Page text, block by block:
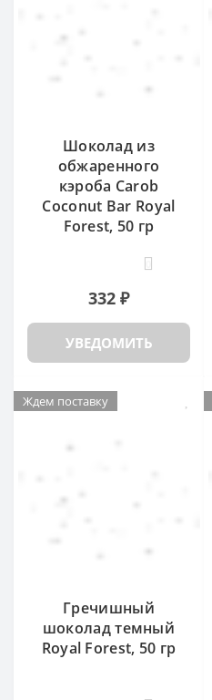
Шоколад из
обжаренного
кэроба Carob
Coconut Bar Royal
Forest, 50 гр
332 ₽
УВЕДОМИТЬ
Ждем поставку
Гречишный
шоколад темный
Royal Forest, 50 гр